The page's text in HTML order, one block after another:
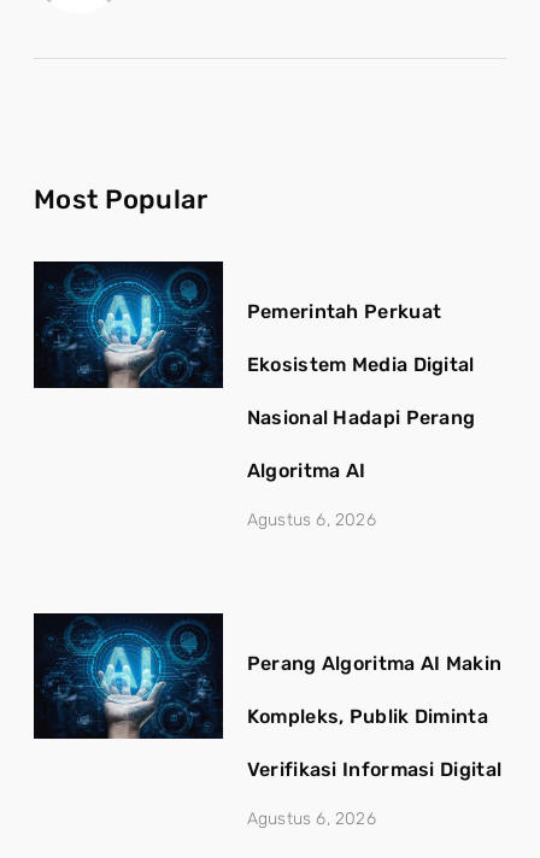
Most Popular
Pemerintah Perkuat
Ekosistem Media Digital
Nasional Hadapi Perang
Algoritma AI
Agustus 6, 2026
Perang Algoritma AI Makin
Kompleks, Publik Diminta
Verifikasi Informasi Digital
Agustus 6, 2026